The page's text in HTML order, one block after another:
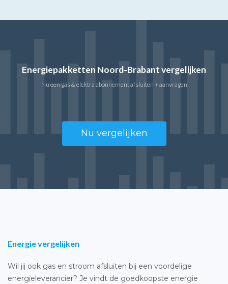
Energiepakketten Noord-Brabant vergelijken
Nu een gas & elektra abonnement afsluiten + aanvragen
Nu vergelijken
Energie vergelijken
Wil jij ook gas en stroom afsluiten bij een voordelige
energieleverancier? Je vindt de goedkoopste energie